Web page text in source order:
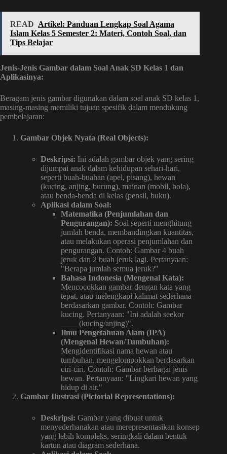
READ Artikel: Panduan Lengkap Soal Agama
Islam Kelas 5 Semester 2: Materi, Contoh Soal, dan
Tips Belajar
Jenis-Jenis Gambar dalam Soal Anak SD Kelas 1 dan
Aplikasinya:
Beragam jenis gambar digunakan dalam soal anak SD kelas 1,
masing-masing memiliki tujuan spesifik dalam mendukung
pembelajaran:
Gambar Objek Nyata (Real Objects):
Deskripsi: Ini adalah gambar objek yang sering
dijumpai anak dalam kehidupan sehari-hari,
seperti buah-buahan (apel, pisang), hewan
(kucing, anjing, burung), mainan (mobil, bola),
atau benda-benda di kelas (pensil, buku).
Aplikasi dalam Soal:
Matematika (Penjumlahan dan
Pengurangan): Soal seperti menghitung
jumlah benda, membandingkan kuantitas,
atau melakukan operasi penjumlahan dan
pengurangan. Contoh: Gambar 4 buah
jeruk dan 2 buah jeruk lagi. Pertanyaan:
"Berapa jumlah semua jeruk?"
Bahasa Indonesia (Mengenal Kata):
Mencocokkan gambar dengan kata yang
tepat, atau melengkapi kalimat sederhana
berdasarkan gambar. Contoh: Gambar
kucing. Pertanyaan: "Ini adalah seekor
____ (kucing/anjing)".
Ilmu Pengetahuan Alam (IPA)
(Mengenal Hewan/Tumbuhan):
Mengidentifikasi nama hewan atau
tumbuhan, mengelompokkan berdasarkan
ciri-ciri. Contoh: Gambar berbagai jenis
hewan. Pertanyaan: "Lingkari hewan yang
hidup di air."
Gambar Ilustrasi (Pictorial Representations):
Deskripsi: Gambar yang dibuat untuk
menyederhanakan atau merepresentasikan konsep
yang lebih kompleks, seringkali dalam bentuk
kartun atau diagram sederhana.